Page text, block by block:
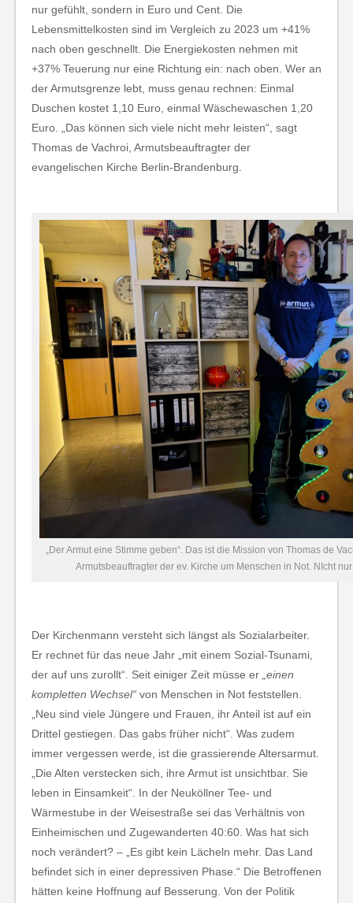
nur gefühlt, sondern in Euro und Cent. Die
Lebensmittelkosten sind im Vergleich zu 2023 um +41%
nach oben geschnellt. Die Energiekosten nehmen mit
+37% Teuerung nur eine Richtung ein: nach oben. Wer an
der Armutsgrenze lebt, muss genau rechnen: Einmal
Duschen kostet 1,10 Euro, einmal Wäschewaschen 1,20
Euro. „Das können sich viele nicht mehr leisten“, sagt
Thomas de Vachroi, Armutsbeauftragter der
evangelischen Kirche Berlin-Brandenburg.
„Der Armut eine Stimme geben“. Das ist die Mission von Thomas de
Armutsbeauftragter der ev. Kirche um Menschen in Not. NIcht
Der Kirchenmann versteht sich längst als Sozialarbeiter.
Er rechnet für das neue Jahr „mit einem Sozial-Tsunami,
der auf uns zurollt“. Seit einiger Zeit müsse er „einen
kompletten Wechsel“ von Menschen in Not feststellen.
„Neu sind viele Jüngere und Frauen, ihr Anteil ist auf ein
Drittel gestiegen. Das gabs früher nicht“. Was zudem
immer vergessen werde, ist die grassierende Altersarmut.
„Die Alten verstecken sich, ihre Armut ist unsichtbar. Sie
leben in Einsamkeit“. In der Neuköllner Tee- und
Wärmestube in der Weisestraße sei das Verhältnis von
Einheimischen und Zugewanderten 40:60. Was hat sich
noch verändert? – „Es gibt kein Lächeln mehr. Das Land
befindet sich in einer depressiven Phase.“ Die Betroffenen
hätten keine Hoffnung auf Besserung. Von der Politik